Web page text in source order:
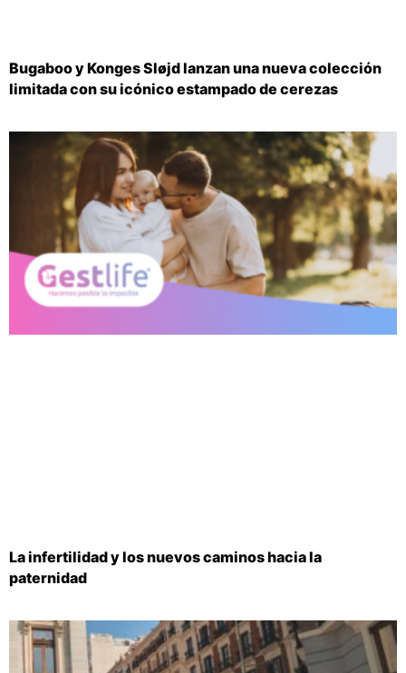
Bugaboo y Konges Sløjd lanzan una nueva colección
limitada con su icónico estampado de cerezas
La infertilidad y los nuevos caminos hacia la
paternidad